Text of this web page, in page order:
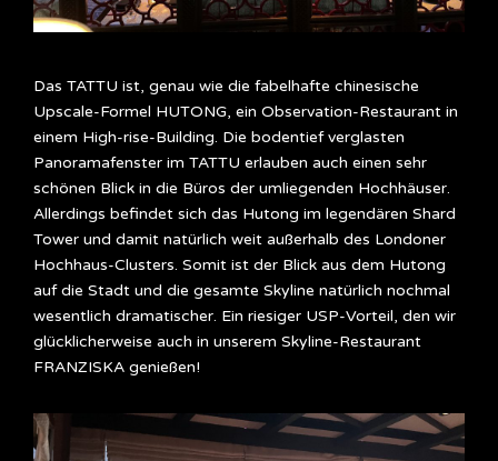
Das TATTU ist, genau wie die fabelhafte chinesische
Upscale-Formel HUTONG, ein Observation-Restaurant in
einem High-rise-Building. Die bodentief verglasten
Panoramafenster im TATTU erlauben auch einen sehr
schönen Blick in die Büros der umliegenden Hochhäuser.
Allerdings befindet sich das Hutong im legendären Shard
Tower und damit natürlich weit außerhalb des Londoner
Hochhaus-Clusters. Somit ist der Blick aus dem Hutong
auf die Stadt und die gesamte Skyline natürlich nochmal
wesentlich dramatischer. Ein riesiger USP-Vorteil, den wir
glücklicherweise auch in unserem Skyline-Restaurant
FRANZISKA genießen!